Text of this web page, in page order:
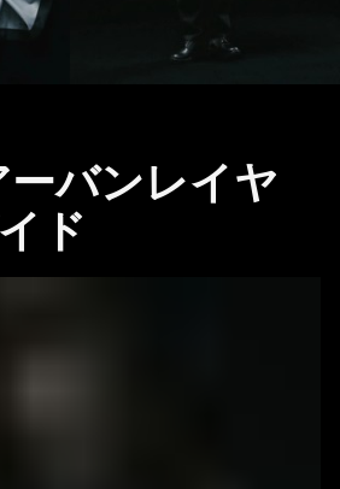
ーバンレイヤ
ド